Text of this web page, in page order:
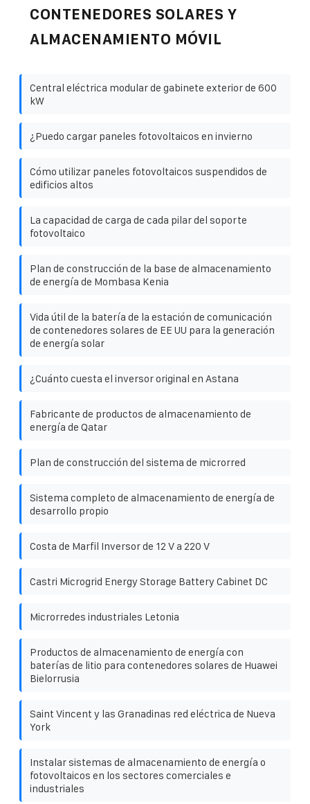
CONTENEDORES SOLARES Y
ALMACENAMIENTO MÓVIL
Central eléctrica modular de gabinete exterior de 600
kW
¿Puedo cargar paneles fotovoltaicos en invierno
Cómo utilizar paneles fotovoltaicos suspendidos de
edificios altos
La capacidad de carga de cada pilar del soporte
fotovoltaico
Plan de construcción de la base de almacenamiento
de energía de Mombasa Kenia
Vida útil de la batería de la estación de comunicación
de contenedores solares de EE UU para la generación
de energía solar
¿Cuánto cuesta el inversor original en Astana
Fabricante de productos de almacenamiento de
energía de Qatar
Plan de construcción del sistema de microrred
Sistema completo de almacenamiento de energía de
desarrollo propio
Costa de Marfil Inversor de 12 V a 220 V
Castri Microgrid Energy Storage Battery Cabinet DC
Microrredes industriales Letonia
Productos de almacenamiento de energía con
baterías de litio para contenedores solares de Huawei
Bielorrusia
Saint Vincent y las Granadinas red eléctrica de Nueva
York
Instalar sistemas de almacenamiento de energía o
fotovoltaicos en los sectores comerciales e
industriales